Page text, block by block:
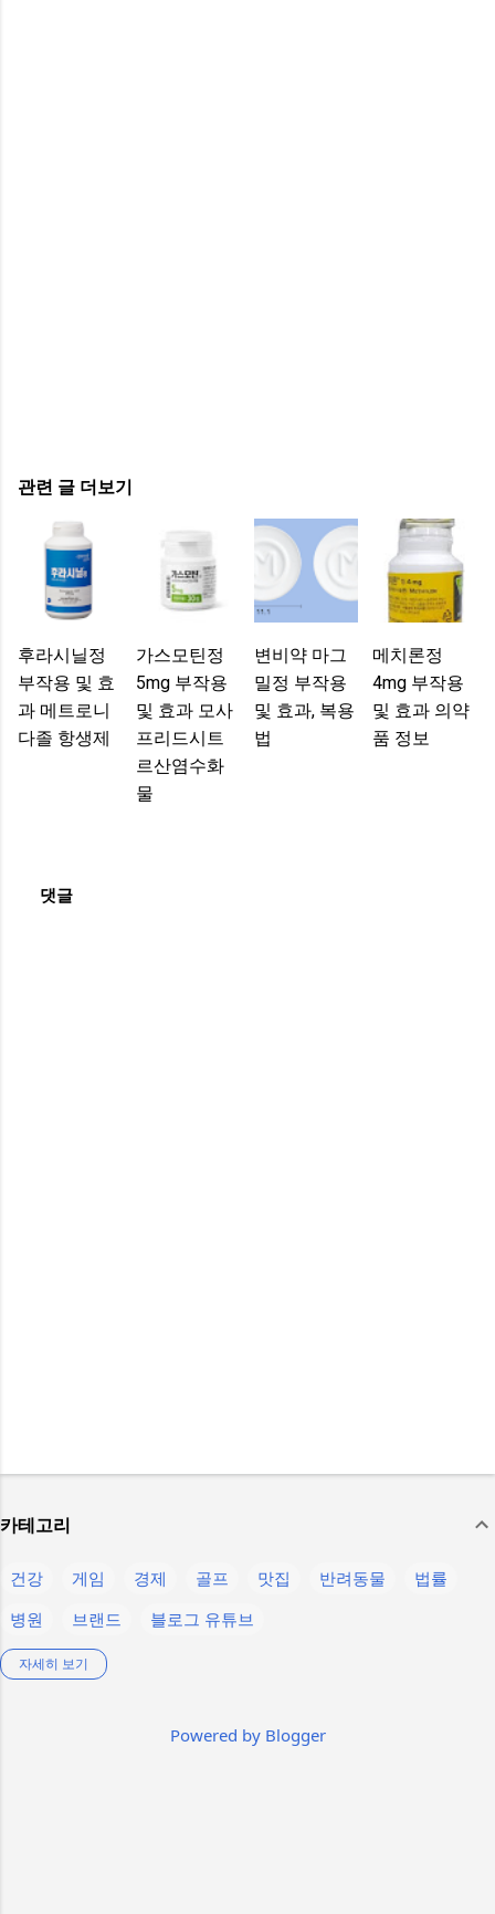
관련 글 더보기
후라시닐정
부작용 및 효
과 메트로니
다졸 항생제
가스모틴정
5mg 부작용
및 효과 모사
프리드시트
르산염수화
물
변비약 마그
밀정 부작용
및 효과, 복용
법
메치론정
4mg 부작용
및 효과 의약
품 정보
댓글
카테고리
건강 게임 경제 골프 맛집 반려동물
법률
병원
브랜드
블로그 유튜브
생활정보
스마트폰
콘텐츠 햄버거 K-pop
자세히 보기
Powered by Blogger